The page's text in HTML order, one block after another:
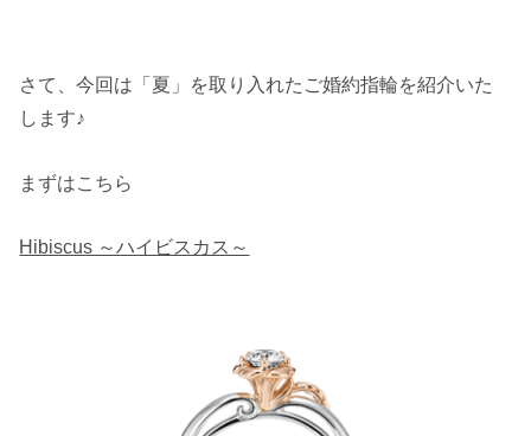
さて、今回は「夏」を取り入れたご婚約指輪を紹介いた
します♪
まずはこちら
Hibiscus ～ハイビスカス～